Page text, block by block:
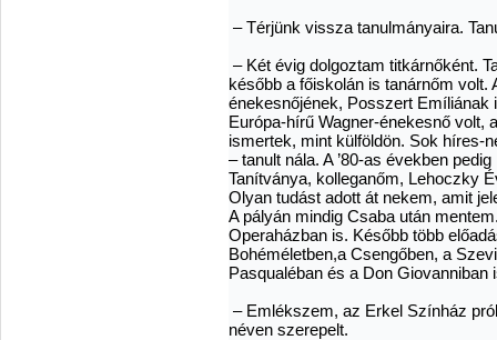
– Térjünk vissza tanulmányaira.
– Két évig dolgoztam titkárnőként.
később a főiskolán is tanárnőm
énekesnőjének, Posszert
Európa-hírű Wagner-énekesnő volt,
ismertek, mint külföldön. Sok híres-
– tanult nála. A ’80-as években
Tanítványa, kolleganőm, Lehoczky
Olyan tudást adott át nekem, amit
A pályán mindig Csaba után
Operaházban is. Később több
Bohéméletben,a Csengőben, a
Pasqualéban és a Don Giovanniban
– Emlékszem, az Erkel Színház
néven szerepelt.